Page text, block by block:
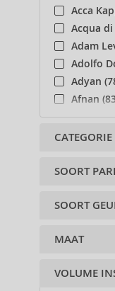
Acca
Acqua di
Adam
Adolfo
Adyan
Afnan
Agent
Aigner (41)
Al
Alberta
Alyssa
CATEGORIE
SOORT
SOORT
Oosters
MAAT
75 ml (3)
VOLUME